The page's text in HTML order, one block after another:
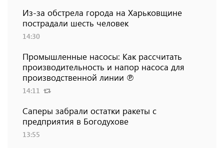
Из-за обстрела города на Харьковщине
пострадали шесть человек
14:30
Промышленные насосы: Как рассчитать
производительность и напор насоса для
производственной линии ℗
14:11
Саперы забрали остатки ракеты с
предприятия в Богодухове
13:55